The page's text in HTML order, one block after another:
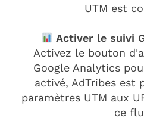
UTM est
Activer le suivi
Activez le bouton
Google Analytics
activé, AdTribes est
paramètres UTM aux
ce